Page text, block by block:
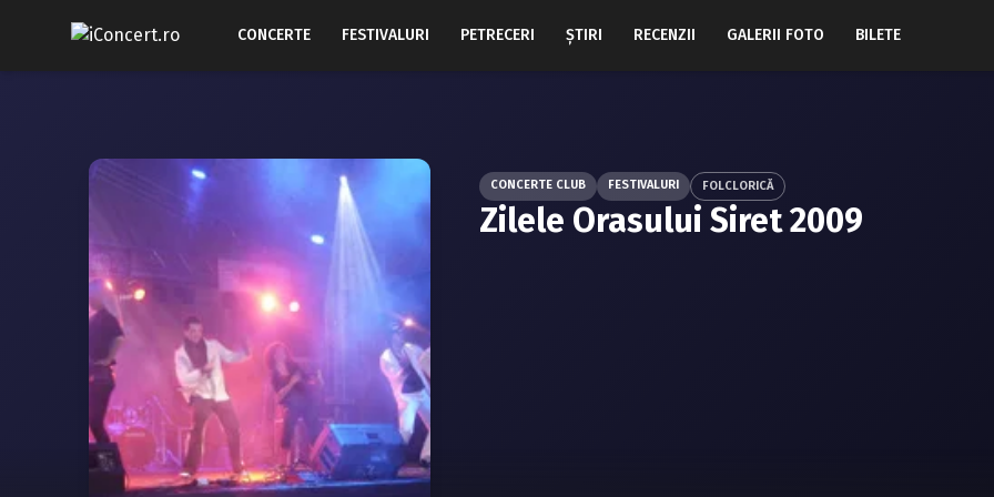
CONCERTE FESTIVALURI PETRECERI ŞTIRI RECENZII GALERII FOTO BILETE
CONCERTE CLUB FESTIVALURI FOLCLORICĂ
Zilele Orasului Siret 2009